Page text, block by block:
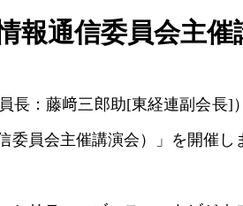
報通信委員会主
長：藤﨑三郎助[東経連副会長]
委員会主催講演会）」を開催し